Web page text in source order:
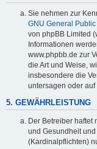
Sie nehmen zur
GNU General
von phpBB Limited
Informationen
www.phpbb.de zur
die Art und Weise,
insbesondere die
untersagen oder
5. GEWÄHRLEISTUNG
Der Betreiber haftet
und Gesundheit
(Kardinalpflichten)